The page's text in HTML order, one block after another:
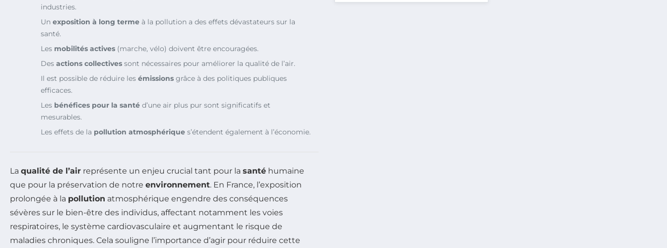
industries.
Un exposition à long terme à la pollution a des effets dévastateurs sur la
santé.
Les mobilités actives (marche, vélo) doivent être encouragées.
Des actions collectives sont nécessaires pour améliorer la qualité de l’air.
Il est possible de réduire les émissions grâce à des politiques publiques
efficaces.
Les bénéfices pour la santé d’une air plus pur sont significatifs et
mesurables.
Les effets de la pollution atmosphérique s’étendent également à l’économie.
La qualité de l’air représente un enjeu crucial tant pour la santé humaine
que pour la préservation de notre environnement. En France, l’exposition
prolongée à la pollution atmosphérique engendre des conséquences
sévères sur le bien-être des individus, affectant notamment les voies
respiratoires, le système cardiovasculaire et augmentant le risque de
maladies chroniques. Cela souligne l’importance d’agir pour réduire cette